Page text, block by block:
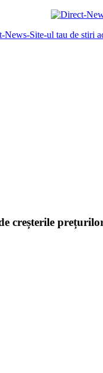
creșterile